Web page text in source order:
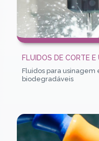
FLUIDOS DE CORTE E
Fluidos para
biodegradáveis